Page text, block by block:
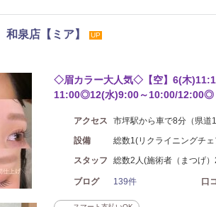
泉店【ミア】 UP
◇眉カラー大人気◇【空】6(木
11:00◎12(水)9:00～10:00/12:00◎
アクセス
市坪駅から車で8分（県道
設備
総数1(リクライニングチ
スタッフ
総数2人(施術者（まつげ
ブログ 139件 口